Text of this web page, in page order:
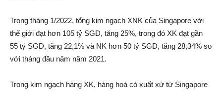
Trong tháng 1/2022, tổng kim ngạch XNK của Singapore với
thế giới đạt hơn 105 tỷ SGD, tăng 25%, trong đó XK đạt gần
55 tỷ SGD, tăng 22,1% và NK hơn 50 tỷ SGD, tăng 28,34% so
với tháng đầu năm năm 2021.
Trong kim ngạch hàng XK, hàng hoá có xuất xứ từ Singapore